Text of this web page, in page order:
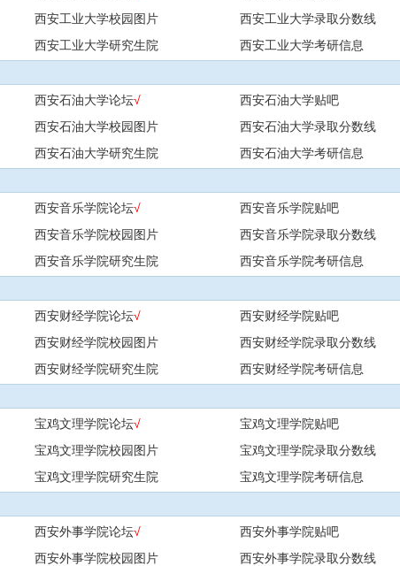
西安工业大学校园图片 西安工业大学录取分数线
西安工业大学研究生院 西安工业大学考研信息
西安石油大学论坛√ 西安石油大学贴吧
西安石油大学校园图片 西安石油大学录取分数线
西安石油大学研究生院 西安石油大学考研信息
西安音乐学院论坛√ 西安音乐学院贴吧
西安音乐学院校园图片 西安音乐学院录取分数线
西安音乐学院研究生院 西安音乐学院考研信息
西安财经学院论坛√ 西安财经学院贴吧
西安财经学院校园图片 西安财经学院录取分数线
西安财经学院研究生院 西安财经学院考研信息
宝鸡文理学院论坛√ 宝鸡文理学院贴吧
宝鸡文理学院校园图片 宝鸡文理学院录取分数线
宝鸡文理学院研究生院 宝鸡文理学院考研信息
西安外事学院论坛√ 西安外事学院贴吧
西安外事学院校园图片 西安外事学院录取分数线